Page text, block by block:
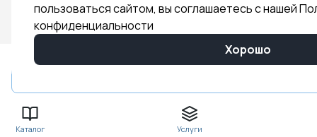
Каталог Услуги
пользоваться сайтом, вы соглашаетесь с нашей
конфиденциальности
Хорошо